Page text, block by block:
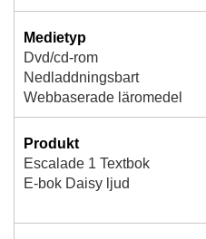
Medietyp
Dvd/cd-rom
Nedladdningsbart
Webbaserade läromedel
Produkt
Escalade 1 Textbok
E-bok Daisy ljud